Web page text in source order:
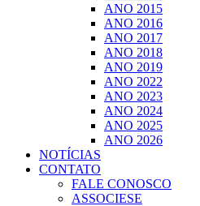
ANO 2015
ANO 2016
ANO 2017
ANO 2018
ANO 2019
ANO 2022
ANO 2023
ANO 2024
ANO 2025
ANO 2026
NOTÍCIAS
CONTATO
FALE CONOSCO
ASSOCIESE